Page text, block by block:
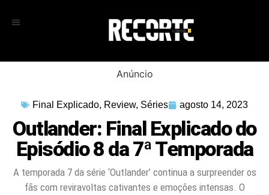
Anúncio
Final Explicado, Review, Séries agosto 14, 2023
Outlander: Final Explicado do
Episódio 8 da 7ª Temporada
A temporada 7 da série ‘Outlander’ continua a surpreender os
fãs com reviravoltas cativantes e emoções intensas. O